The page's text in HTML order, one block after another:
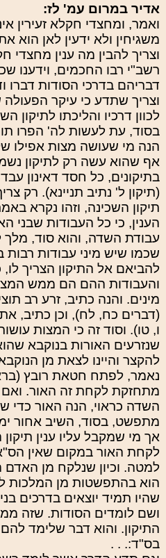
אדיר במרום עמ' לז:
ואמר, ומחצדי חקלא זעירין
משגיחין ולא ידעין לאן הוא
וצריך להבין מה ענין מחצדי
רשב"י רבו החכמים, וידענו
דבריהם בדרכי הסודות דברו
וצריך שתדע כי עיקר
לכוון דרכיו והליכתו
בסוד, עת לעשות לה' הפרו
הנה מי שעושה מצות אפילו
אף שהוא עשה רק לתיקון
בתיקונים, כל חסד דאינון
(תיקון ל' נתיב תניינא). רק
תיקון השכינה, וזהו נקרא
הענין, כי כל העבודות שבני
עבודת השדה, והוא סוד,
שכמו שיש מיני עבודות רבות
להביאם אל התיקון הצריך לו,
והעבודות ההם הם ממש
מינים. והנה כתיב, זרע רב
(דברים כח, לח), וכן כתיב,
ו, טו). וסוד זה כי המצות
שנזרעים האורות בנוקבא
להקצר והיינו לצאת מן
נאמר, לפתח חטאת רובץ
מתחזקת לקחת זה האור. ואם
השדה כראוי, הנה האור כדי
מתפשט, בסוד, השיב אחור
אך מי שמקבל עליו ענין
לקחת האור במקום שאין
למטה. וכיון שנלקח מן
הוא בהתפשטות מן המלכות
שהיו תמיד יוצאים בדרכים
ושם לומדים הסודות. שזה
התיקון. והוא דבר שלימד
בס"ד:. . .